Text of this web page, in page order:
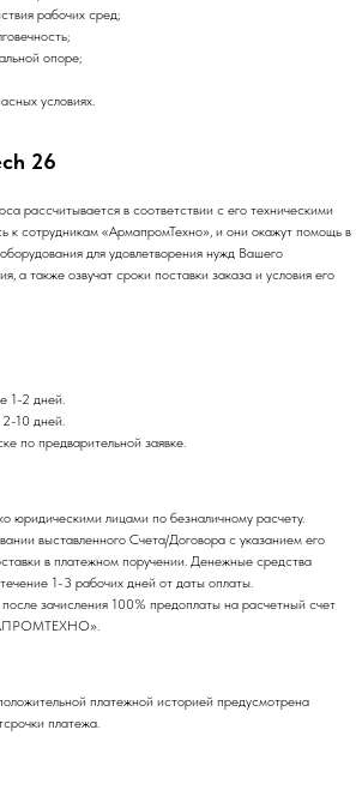
рабочих сред;
опоре;
условиях.
26
рассчитывается в соответствии с его техническими
к сотрудникам «АрмапромТехно», и они окажут помощь в
для удовлетворения нужд Вашего
а также озвучат сроки поставки заказа и условия его
1-2 дней.
2-10 дней.
по предварительной заявке.
юридическими лицами по безналичному расчету.
выставленного Счета/Договора с указанием его
в платежном поручении. Денежные средства
1-3 рабочих дней от даты оплаты.
зачисления 100% предоплаты на расчетный счет
платежной историей предусмотрена
платежа.